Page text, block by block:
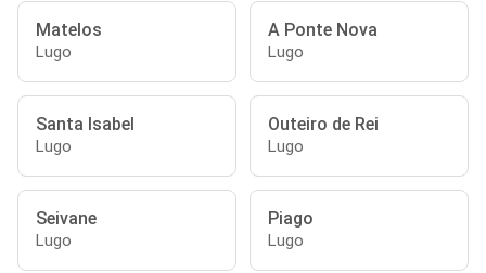
Matelos
Lugo
A Ponte Nova
Lugo
Santa Isabel
Lugo
Outeiro de Rei
Lugo
Seivane
Lugo
Piago
Lugo